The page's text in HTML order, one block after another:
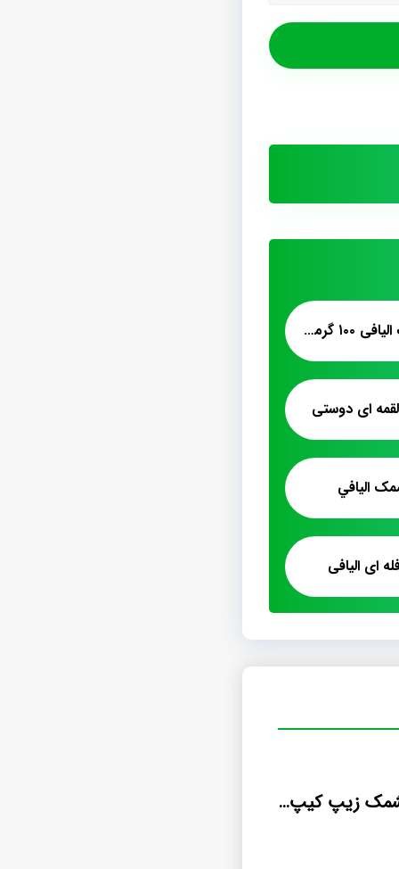
قیمت فروش پشمک الیافی ۱۰۰ گرمی
ای دوستی
اليافي
ای الیافی
قیمت تولید پشمک زیپ کیپ زعفرانی